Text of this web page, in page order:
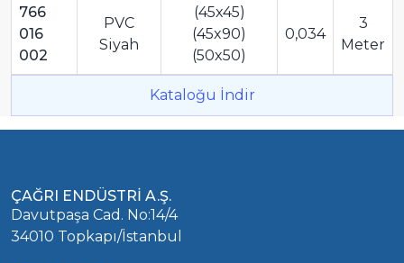
766
016
002
PVC
Siyah
(45x45)
(45x90)
(50x50)
0,034
3
Meter
Kataloğu İndir
ÇAĞRI ENDÜSTRİ A.Ş.
Davutpaşa Cad. No:14/4
34010 Topkapı/İstanbul